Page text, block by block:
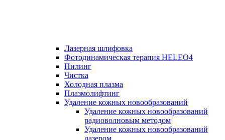
Лазерная шлифовка
Фотодинамическая терапия HELEO4
Пилинг
Чистка
Холодная плазма
Плазмолифтинг
Удаление кожных новообразований
Удаление кожных новообразований
радиоволновым методом
Удаление кожных новообразований
лазером